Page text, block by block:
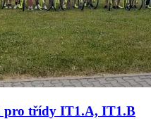
pro třídy IT1.A, IT1.B